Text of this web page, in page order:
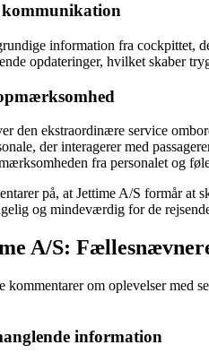
information fra cockpittet,
opdateringer, hvilket skaber
den ekstraordinære service
der interagerer med
fra personalet og
på, at Jettime A/S formår
og mindeværdig for de
A/S:
kommentarer om oplevelser med
information